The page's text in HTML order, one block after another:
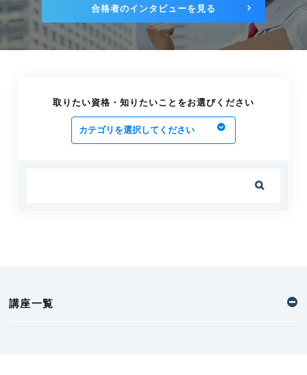
2級電気工事施工管理技士試験の勉強方法
を紹介！
通信講座のメリットを紹介
2025.03.26
【令和6年度版】電気工事施工管理技士の実
合格者のインタビューを見る
取りたい資格・知りたいことをお選びください

講座一覧